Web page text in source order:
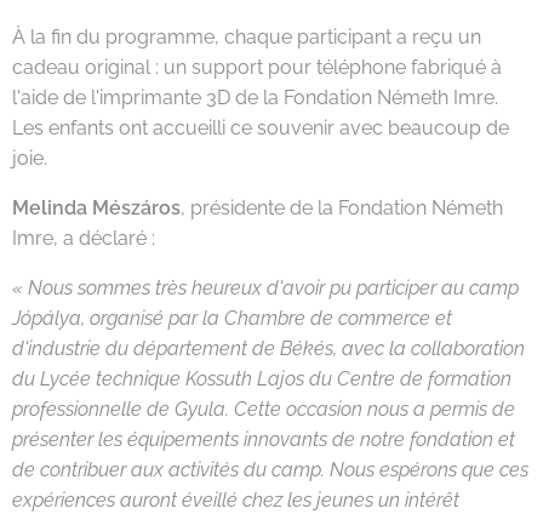
À la fin du programme, chaque participant a reçu un
cadeau original : un support pour téléphone fabriqué à
l'aide de l'imprimante 3D de la Fondation Németh Imre.
Les enfants ont accueilli ce souvenir avec beaucoup de
joie.
Melinda Mészáros, présidente de la Fondation Németh
Imre, a déclaré :
« Nous sommes très heureux d'avoir pu participer au camp
Jópálya, organisé par la Chambre de commerce et
d'industrie du département de Békés, avec la collaboration
du Lycée technique Kossuth Lajos du Centre de formation
professionnelle de Gyula. Cette occasion nous a permis de
présenter les équipements innovants de notre fondation et
de contribuer aux activités du camp. Nous espérons que ces
expériences auront éveillé chez les jeunes un intérêt